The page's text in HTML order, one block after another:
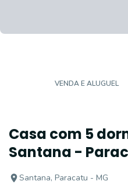
VENDA E ALUGUEL
Casa com 5
Santana -
Santana, Paracatu - MG